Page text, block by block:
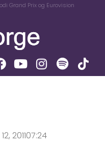
Grand Prix og Eurovision
201107:24